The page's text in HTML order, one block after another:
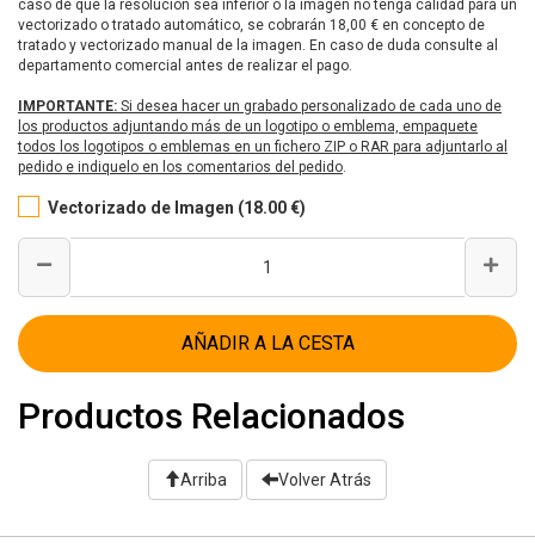
caso de que la resolución sea inferior o la imagen no tenga calidad para un
vectorizado o tratado automático, se cobrarán 18,00 € en concepto de
tratado y vectorizado manual de la imagen. En caso de duda consulte al
departamento comercial antes de realizar el pago.
IMPORTANTE: Si desea hacer un grabado personalizado de cada uno de
los productos adjuntando más de un logotipo o emblema, empaquete
todos los logotipos o emblemas en un fichero ZIP o RAR para adjuntarlo al
pedido e indiquelo en los comentarios del pedido.
Vectorizado de Imagen (18.00 €)
AÑADIR A LA CESTA
Productos Relacionados
Arriba Volver Atrás